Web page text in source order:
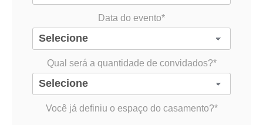
Data do evento*
Qual será a quantidade de convidados?*
Você já definiu o espaço do casamento?*